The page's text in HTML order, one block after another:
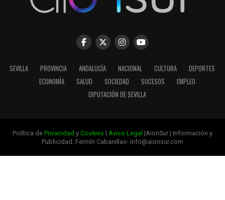
SEVILLA PROVINCIA ANDALUCÍA NACIONAL CULTURA
DEPORTES
ECONOMÍA
SALUD SOCIEDAD SUCESOS
EMPLEO
DIPUTACIÓN DE SEVILLA
Política de Privacidad y Cookies | Aviso Legal |AionSur | Información y
Publicidad: Fermín Cabanillas- info@aionsur.com